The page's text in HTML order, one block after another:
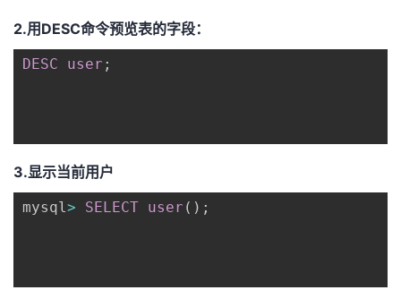
动
关
的
发
我
Programs
的
2.用DESC命令预览表的字段：
DESC user ;
3.显示当前用户
mysql> SELECT user ( ) ;